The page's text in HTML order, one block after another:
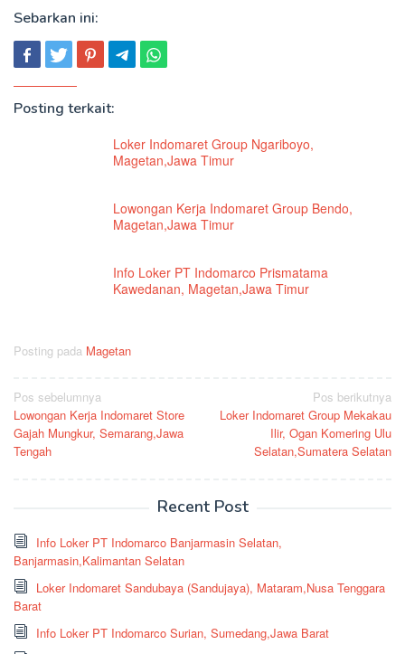
Sebarkan ini:
Posting terkait:
Loker Indomaret Group Ngariboyo,
Magetan,Jawa Timur
Lowongan Kerja Indomaret Group Bendo,
Magetan,Jawa Timur
Info Loker PT Indomarco Prismatama
Kawedanan, Magetan,Jawa Timur
Posting pada Magetan
Navigasi
pos
Pos sebelumnya
Lowongan Kerja Indomaret Store
Gajah Mungkur, Semarang,Jawa
Tengah
Pos berikutnya
Loker Indomaret Group Mekakau
Ilir, Ogan Komering Ulu
Selatan,Sumatera Selatan
Recent Post
Info Loker PT Indomarco Banjarmasin Selatan,
Banjarmasin,Kalimantan Selatan
Loker Indomaret Sandubaya (Sandujaya), Mataram,Nusa Tenggara
Barat
Info Loker PT Indomarco Surian, Sumedang,Jawa Barat